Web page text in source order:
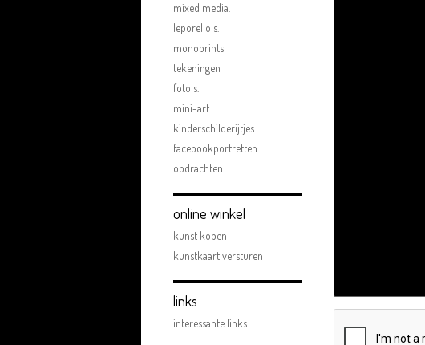
mixed media.
leporello's.
monoprints
tekeningen
foto's.
mini-art
kinderschilderijtjes
facebookportretten
opdrachten
online winkel
kunst kopen
kunstkaart versturen
links
interessante links